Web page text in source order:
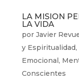
LA MISION
LA VIDA
por Javier
y Espiritualidad,
Emocional,
Conscientes